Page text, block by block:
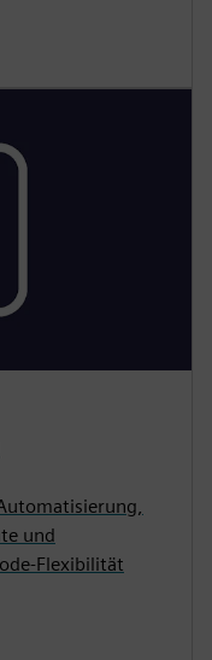
und
Flexibilität